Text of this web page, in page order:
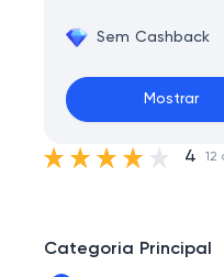
Sem Cashback
Mostrar
4 12
Categoria Principal